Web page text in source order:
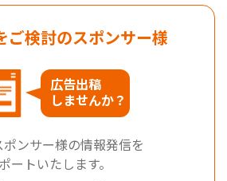
ご検討のスポンサー様
広告出稿
しませんか？
ポンサー様の情報発信を
ートいたします。